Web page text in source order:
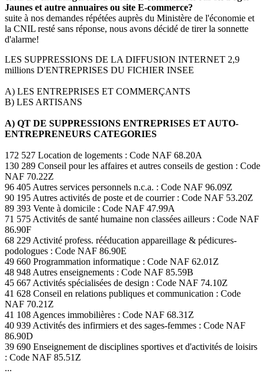
Jaunes et autre annuaires ou site E-commerce?
suite à nos demandes répétées auprès du Ministère de l'économie et
la CNIL resté sans réponse, nous avons décidé de tirer la sonnette
d'alarme!
LES SUPPRESSIONS DE LA DIFFUSION INTERNET 2,9
millions D'ENTREPRISES DU FICHIER INSEE
A) LES ENTREPRISES ET COMMERÇANTS
B) LES ARTISANS
A) QT DE SUPPRESSIONS ENTREPRISES ET AUTO-
ENTREPRENEURS CATEGORIES
172 527 Location de logements : Code NAF 68.20A
130 289 Conseil pour les affaires et autres conseils de gestion : Code
NAF 70.22Z
96 405 Autres services personnels n.c.a. : Code NAF 96.09Z
90 195 Autres activités de poste et de courrier : Code NAF 53.20Z
89 393 Vente à domicile : Code NAF 47.99A
71 575 Activités de santé humaine non classées ailleurs : Code NAF
86.90F
68 229 Activité profess. rééducation appareillage & pédicures-
podologues : Code NAF 86.90E
49 660 Programmation informatique : Code NAF 62.01Z
48 948 Autres enseignements : Code NAF 85.59B
45 667 Activités spécialisées de design : Code NAF 74.10Z
41 628 Conseil en relations publiques et communication : Code
NAF 70.21Z
41 108 Agences immobilières : Code NAF 68.31Z
40 939 Activités des infirmiers et des sages-femmes : Code NAF
86.90D
39 690 Enseignement de disciplines sportives et d'activités de loisirs
: Code NAF 85.51Z
...